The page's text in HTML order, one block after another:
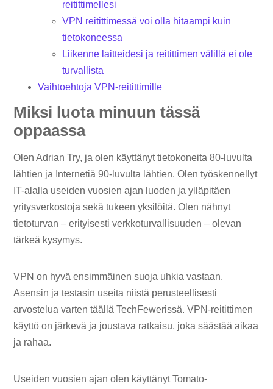
reitittimellesi
VPN reitittimessä voi olla hitaampi kuin
tietokoneessa
Liikenne laitteidesi ja reitittimen välillä ei ole
turvallista
Vaihtoehtoja VPN-reitittimille
Miksi luota minuun tässä
oppaassa
Olen Adrian Try, ja olen käyttänyt tietokoneita 80-luvulta
lähtien ja Internetiä 90-luvulta lähtien. Olen työskennellyt
IT-alalla useiden vuosien ajan luoden ja ylläpitäen
yritysverkostoja sekä tukeen yksilöitä. Olen nähnyt
tietoturvan – erityisesti verkkoturvallisuuden – olevan
tärkeä kysymys.
VPN on hyvä ensimmäinen suoja uhkia vastaan.
Asensin ja testasin useita niistä perusteellisesti
arvostelua varten täällä TechFewerissä. VPN-reitittimen
käyttö on järkevä ja joustava ratkaisu, joka säästää aikaa
ja rahaa.
Useiden vuosien ajan olen käyttänyt Tomato-